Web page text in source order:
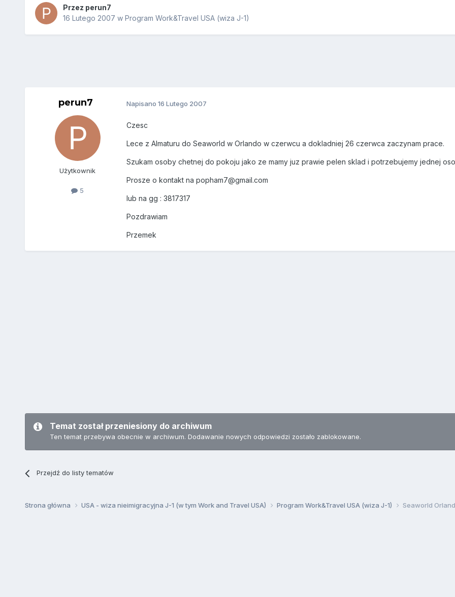
Przez perun7
16 Lutego 2007 w Program Work&Travel USA (wiza J-1)
perun7
Użytkownik
5
Napisano 16 Lutego 2007
Czesc
Lece z Almaturu do Seaworld w Orlando w czerwcu a dokladniej 26 czerwca zaczynam prace.
Szukam osoby chetnej do pokoju jako ze mamy juz prawie pelen sklad i potrzebujemy jednej
Prosze o kontakt na popham7@gmail.com
lub na gg : 3817317
Pozdrawiam
Przemek
Temat został przeniesiony do archiwum
Ten temat przebywa obecnie w archiwum. Dodawanie nowych odpowiedzi zostało zablokowane.
Przejdź do listy tematów
Strona główna USA - wiza nieimigracyjna J-1 (w tym Work and Travel USA) Program Work&Travel USA (wiza J-1) Seaworld